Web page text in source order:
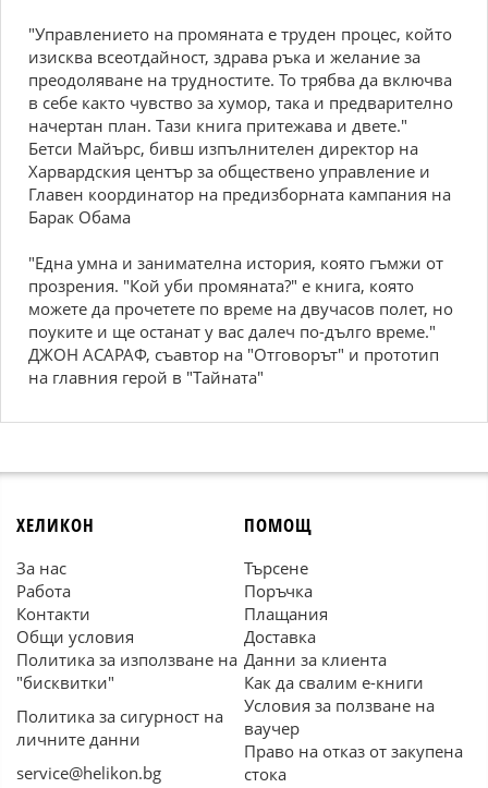
"Управлението на промяната е труден процес, който
изисква всеотдайност, здрава ръка и желание за
преодоляване на трудностите. То трябва да включва
в себе както чувство за хумор, така и предварително
начертан план. Тази книга притежава и двете."
Бетси Майърс, бивш изпълнителен директор на
Харвардския център за обществено управление и
Главен координатор на предизборната кампания на
Барак Обама
"Една умна и занимателна история, която гъмжи от
прозрения. "Кой уби промяната?" е книга, която
можете да прочетете по време на двучасов полет, но
поуките и ще останат у вас далеч по-дълго време."
ДЖОН АСАРАФ, съавтор на "Отговорът" и прототип
на главния герой в "Тайната"
ХЕЛИКОН
За нас
Работа
Контакти
Общи условия
Политика за използване на
"бисквитки"
Политика за сигурност на
личните данни
service@helikon.bg
ПОМОЩ
Търсене
Поръчка
Плащания
Доставка
Данни за клиента
Как да свалим е-книги
Условия за ползване на
ваучер
Право на отказ от закупена
стока